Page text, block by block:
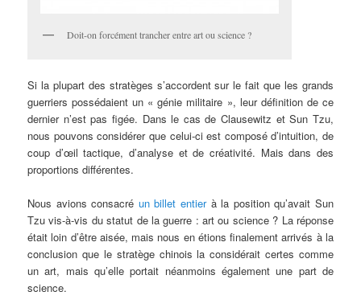
Doit-on forcément trancher entre art ou science ?
Si la plupart des stratèges s’accordent sur le fait que les grands
guerriers possédaient un « génie militaire », leur définition de ce
dernier n’est pas figée. Dans le cas de Clausewitz et Sun Tzu,
nous pouvons considérer que celui-ci est composé d’intuition, de
coup d’œil tactique, d’analyse et de créativité. Mais dans des
proportions différentes.
Nous avions consacré un billet entierà la position qu’avait Sun
Tzu vis-à-vis du statut de la guerre : art ou science ? La réponse
était loin d’être aisée, mais nous en étions finalement arrivés à la
conclusion que le stratège chinois la considérait certes comme
un art, mais qu’elle portait néanmoins également une part de
science.